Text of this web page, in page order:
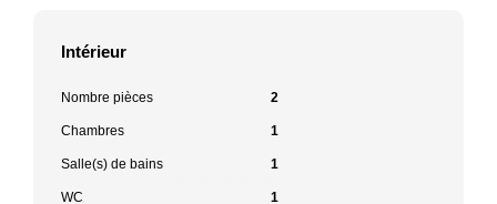
Intérieur
Nombre pièces 2
Chambres 1
Salle(s) de bains 1
WC 1